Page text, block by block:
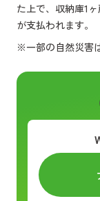
た上で、収納庫1
が支払われます。
※一部の自然災害